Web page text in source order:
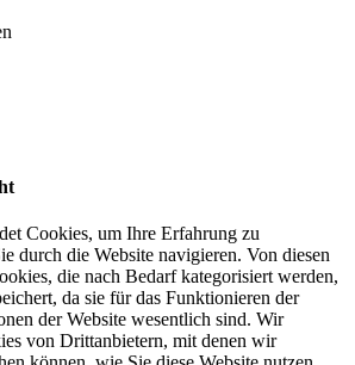
Cookies, um Ihre Erfahrung zu
durch die Website navigieren. Von diesen
die nach Bedarf kategorisiert werden,
da sie für das Funktionieren der
der Website wesentlich sind. Wir
von Drittanbietern, mit denen wir